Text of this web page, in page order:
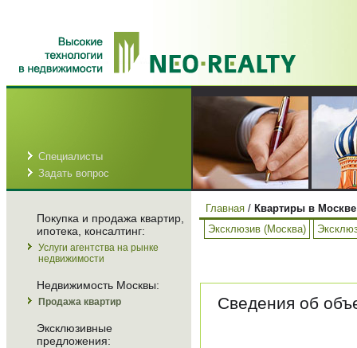
Специалисты
Задать вопрос
Покупка и продажа квартир,
ипотека, консалтинг:
Услуги агентства на рынке
недвижимости
Недвижимость Москвы:
Продажа квартир
Эксклюзивные
предложения:
Главная / Квартиры в
Эксклюзив (Москва)
Сведения об